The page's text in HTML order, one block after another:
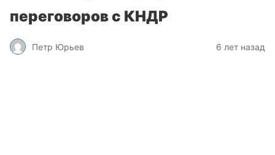
переговоров с КНДР
Петр Юрьев 6 лет назад